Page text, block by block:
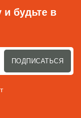
будьте в
ПОДПИСАТЬСЯ